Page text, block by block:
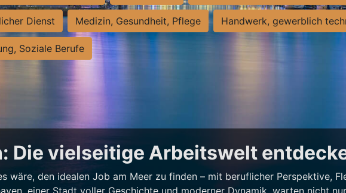
Dienst Medizin, Gesundheit, Pflege Handwerk, gewerblich
Soziale Berufe
Die vielseitige Arbeitswelt
wäre, den idealen Job am Meer zu finden – mit beruflicher Perspektive,